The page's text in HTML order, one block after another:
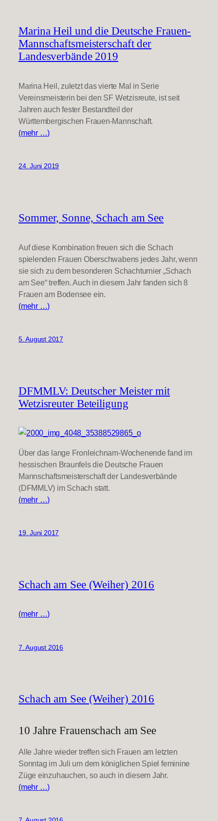
Marina Heil und die Deutsche Frauen-
Mannschaftsmeisterschaft der
Landesverbände 2019
Marina Heil, zuletzt das vierte Mal in Serie
Vereinsmeisterin bei den SF Wetzisreute, ist seit
Jahren auch fester Bestandteil der
Württembergischen Frauen-Mannschaft.
(mehr …)
24. Juni 2019
Sommer, Sonne, Schach am See
Auf diese Kombination freuen sich die Schach
spielenden Frauen Oberschwabens jedes Jahr, wenn
sie sich zu dem besonderen Schachturnier „Schach
am See“ treffen. Auch in diesem Jahr fanden sich 8
Frauen am Bodensee ein.
(mehr …)
5. August 2017
DFMMLV: Deutscher Meister mit
Wetzisreuter Beteiligung
Über das lange Fronleichnam-Wochenende fand im
hessischen Braunfels die Deutsche Frauen
Mannschaftsmeisterschaft der Landesverbände
(DFMMLV) im Schach statt.
(mehr …)
19. Juni 2017
Schach am See (Weiher) 2016
(mehr …)
7. August 2016
Schach am See (Weiher) 2016
10 Jahre Frauenschach am See
Alle Jahre wieder treffen sich Frauen am letzten
Sonntag im Juli um dem königlichen Spiel feminine
Züge einzuhauchen, so auch in diesem Jahr.
(mehr …)